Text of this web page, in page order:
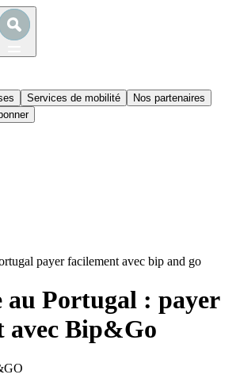
Services de mobilité
Nos partenaires
payer facilement avec bip and go
Portugal : payer
avec Bip&Go